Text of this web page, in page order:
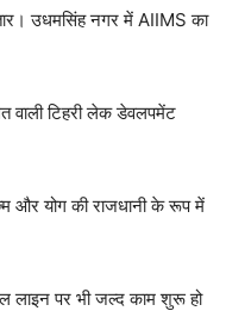
उधमसिंह नगर में AIIMS का
वाली टिहरी लेक डेवलपमेंट
और योग की राजधानी के रूप में
लाइन पर भी जल्द काम शुरू हो